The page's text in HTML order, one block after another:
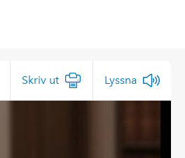
Skriv ut Lyssna